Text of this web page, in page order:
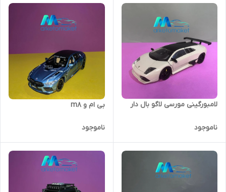
لامبورگینی مورسی لاگو بال دار
ناموجود
بی ام و m8
ناموجود